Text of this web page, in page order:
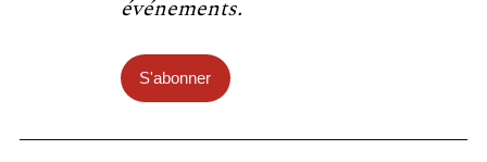
événements.
S'abonner